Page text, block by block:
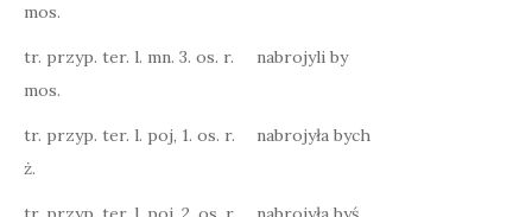
mos.
tr. przyp. ter. l. mn. 3. os. r.
mos.
nabrojyli by
tr. przyp. ter. l. poj, 1. os. r.
ż.
nabrojyła bych